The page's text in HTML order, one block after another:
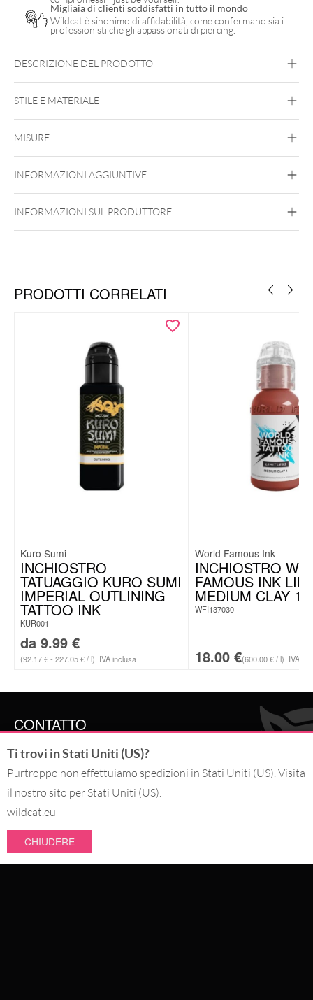
quantità
Migliaia di clienti soddisfatti in tutto il mondo
Wildcat è sinonimo di affidabilità, come confermano sia i
professionisti che gli appassionati di piercing.
DESCRIZIONE DEL PRODOTTO
STILE E MATERIALE
MISURE
INFORMAZIONI AGGIUNTIVE
INFORMAZIONI SUL PRODUTTORE
PRODOTTI CORRELATI
Kuro Sumi
INCHIOSTRO
TATUAGGIO KURO SUMI
IMPERIAL OUTLINING
TATTOO INK
KUR001
da 9.99 €
(92.17 € - 227.05 € / l) IVA inclusa
World Famous Ink
INCHIOSTRO
FAMOUS INK
MEDIUM CLAY 1
WFI137030
18.00 €(600.00 € / l) IVA
CONTATTO
SERVICE@WILDCAT.IT
@WILDCAT.ITALIA
@WILDCAT.IT
FB.COM/WILDCATOFFICIAL
PINTEREST.COM/WILDCATITALIA
RECEDI DALL'ORDINE
Ti trovi in Stati Uniti (US)?
Purtroppo non effettuiamo spedizioni in Stati Uniti (US). Visita
il nostro sito per Stati Uniti (US).
wildcat.eu
CHIUDERE